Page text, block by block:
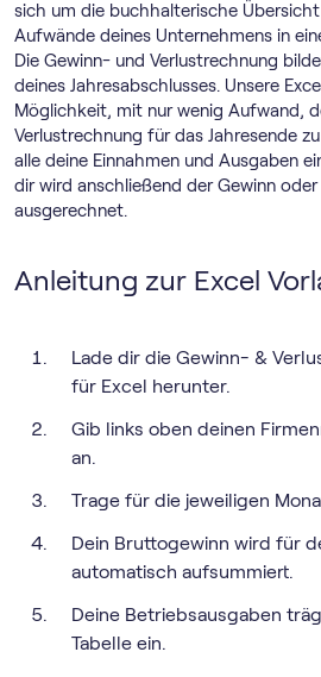
sich um die buchhalterische Übersicht
Aufwände deines Unternehmens in
Die Gewinn- und Verlustrechnung
deines Jahresabschlusses. Unsere
Möglichkeit, mit nur wenig Aufwand,
Verlustrechnung für das Jahresende
alle deine Einnahmen und Ausgaben
dir wird anschließend der Gewinn
ausgerechnet.
Anleitung zur Excel
Lade dir die Gewinn- &
für Excel herunter.
Gib links oben deinen
an.
Trage für die jeweiligen
Dein Bruttogewinn wird für
automatisch aufsummiert.
Deine Betriebsausgaben
Tabelle ein.